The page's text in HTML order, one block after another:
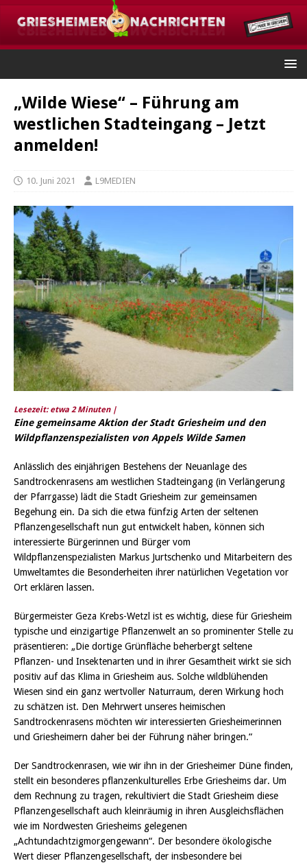
„Wilde Wiese“ – Führung am
westlichen Stadteingang – Jetzt
anmelden!
10. Juni 2021 L9MEDIEN
Lesezeit: etwa 2 Minuten |
Eine gemeinsame Aktion der Stadt Griesheim und den
Wildpflanzenspezialisten von Appels Wilde Samen
Anlässlich des einjährigen Bestehens der Neuanlage des
Sandtrockenrasens am westlichen Stadteingang (in Verlängerung
der Pfarrgasse) lädt die Stadt Griesheim zur gemeinsamen
Begehung ein. Da sich die etwa fünfzig Arten der seltenen
Pflanzengesellschaft nun gut entwickelt haben, können sich
interessierte Bürgerinnen und Bürger vom
Wildpflanzenspezialisten Markus Jurtschenko und Mitarbeitern des
Umweltamtes die Besonderheiten ihrer natürlichen Vegetation vor
Ort erklären lassen.
Bürgermeister Geza Krebs-Wetzl ist es wichtig, diese für Griesheim
typische und einzigartige Pflanzenwelt an so prominenter Stelle zu
präsentieren: „Die dortige Grünfläche beherbergt seltene
Pflanzen- und Insektenarten und in ihrer Gesamtheit wirkt sie sich
positiv auf das Klima in Griesheim aus. Solche wildblühenden
Wiesen sind ein ganz wertvoller Naturraum, deren Wirkung hoch
zu schätzen ist. Den Mehrwert unseres heimischen
Sandtrockenrasens möchten wir interessierten Griesheimerinnen
und Griesheimern daher bei der Führung näher bringen.“
Der Sandtrockenrasen, wie wir ihn in der Griesheimer Düne finden,
stellt ein besonderes pflanzenkulturelles Erbe Griesheims dar. Um
dem Rechnung zu tragen, rekultiviert die Stadt Griesheim diese
Pflanzengesellschaft auch kleinräumig in ihren Ausgleichsflächen
wie im Nordwesten Griesheims gelegenen
„Achtundachtzigmorgengewann“. Der besondere ökologische
Wert dieser Pflanzengesellschaft, der insbesondere bei